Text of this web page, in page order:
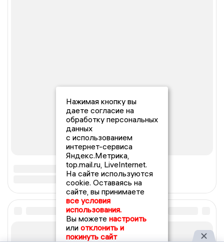
Нажимая кнопку вы
даете согласие на
обработку персональных
данных
с использованием
интернет-сервиса
Яндекс.Метрика,
top.mail.ru, LiveInternet.
На сайте используются
cookie. Оставаясь на
сайте, вы принимаете
все условия
использования.
Вы можете настроить
или отклонить и
покинуть сайт